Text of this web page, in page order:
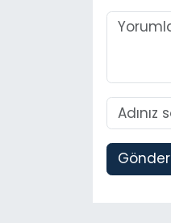
Gönder